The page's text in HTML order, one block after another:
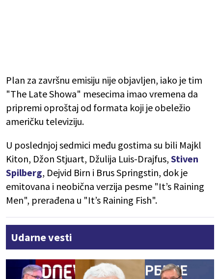
Plan za završnu emisiju nije objavljen, iako je tim
"The Late Showa" mesecima imao vremena da
pripremi oproštaj od formata koji je obeležio
američku televiziju.
U poslednjoj sedmici među gostima su bili Majkl
Kiton, Džon Stjuart, Džulija Luis-Drajfus, Stiven
Spilberg, Dejvid Birn i Brus Springstin, dok je
emitovana i neobična verzija pesme "It’s Raining
Men", prerađena u "It’s Raining Fish".
Udarne vesti